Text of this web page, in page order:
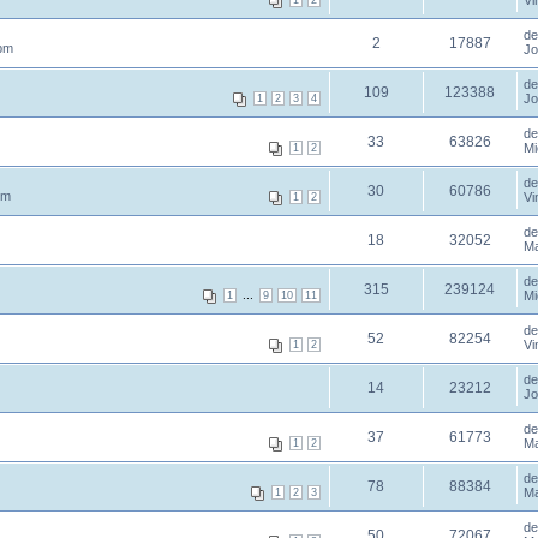
2 17887
1 2 3 4 109 123388
1 2 33 63826
1 2 30 60786
18 32052
1 9 10 11 315 239124
1 2 52 82254
14 23212
1 2 37 61773
1 2 3 78 88384